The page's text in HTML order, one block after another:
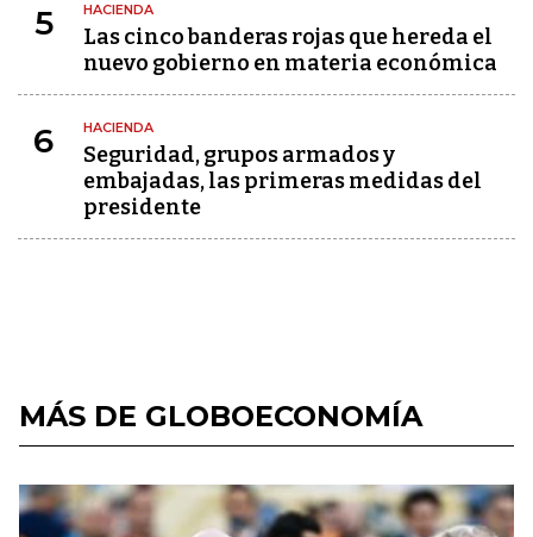
5 HACIENDA
Las cinco banderas rojas que hereda el
nuevo gobierno en materia económica
6 HACIENDA
Seguridad, grupos armados y
embajadas, las primeras medidas del
presidente
MÁS DE GLOBOECONOMÍA